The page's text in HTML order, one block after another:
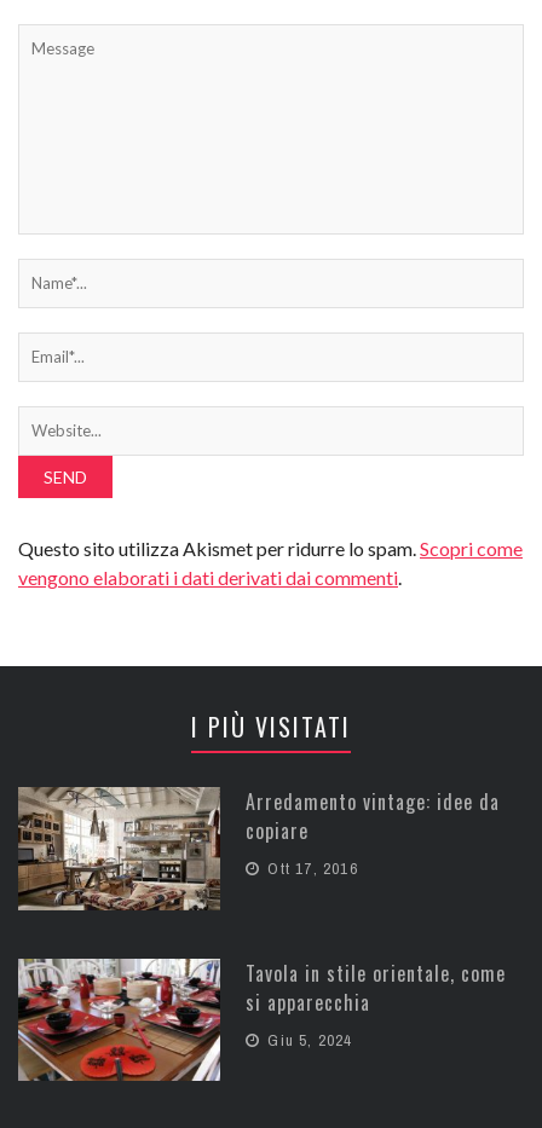
Questo sito utilizza Akismet per ridurre lo spam. Scopri come
vengono elaborati i dati derivati dai commenti
I PIÙ VISITATI
Arredamento vintage: idee da
copiare
Ott 17, 2016
Tavola in stile orientale, come
si apparecchia
Giu 5, 2024